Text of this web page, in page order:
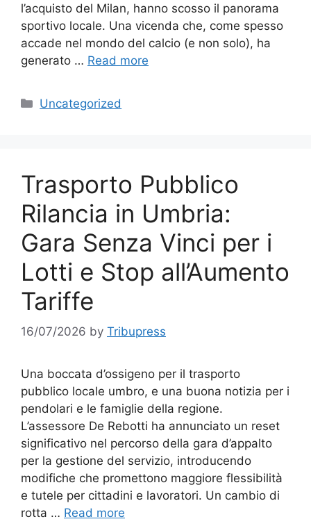
l’acquisto del Milan, hanno scosso il panorama
sportivo locale. Una vicenda che, come spesso
accade nel mondo del calcio (e non solo), ha
generato … Read more
Categories
Uncategorized
Trasporto Pubblico
Rilancia in Umbria:
Gara Senza Vinci per i
Lotti e Stop all’Aumento
Tariffe
16/07/2026 by Tribupress
Una boccata d’ossigeno per il trasporto
pubblico locale umbro, e una buona notizia per i
pendolari e le famiglie della regione.
L’assessore De Rebotti ha annunciato un reset
significativo nel percorso della gara d’appalto
per la gestione del servizio, introducendo
modifiche che promettono maggiore flessibilità
e tutele per cittadini e lavoratori. Un cambio di
rotta … Read more